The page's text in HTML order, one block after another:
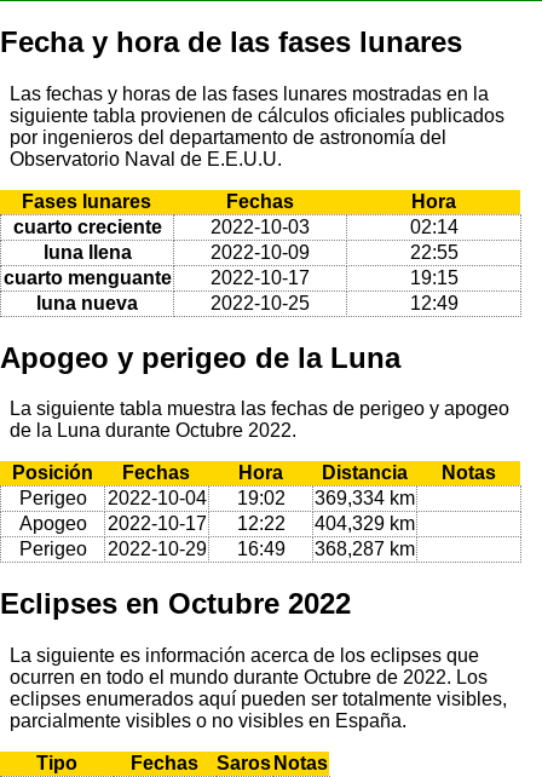
Fecha y hora de las fases lunares
Las fechas y horas de las fases lunares mostradas en la
siguiente tabla provienen de cálculos oficiales publicados
por ingenieros del departamento de astronomía del
Observatorio Naval de E.E.U.U.
Fases lunares Fechas
Hora
cuarto creciente
2022-10-03
02:14
luna llena
2022-10-09
22:55
cuarto menguante
2022-10-17
19:15
luna nueva
2022-10-25 12:49
Apogeo y perigeo de la Luna
La siguiente tabla muestra las fechas de perigeo y apogeo
de la Luna durante Octubre 2022.
Posición Fechas Hora Distancia
Notas
Perigeo
2022-10-04 19:02
369,334 km
Apogeo
2022-10-17 12:22
404,329 km
Perigeo
2022-10-29 16:49 368,287 km
Eclipses en Octubre 2022
La siguiente es información acerca de los eclipses que
ocurren en todo el mundo durante Octubre de 2022. Los
eclipses enumerados aquí pueden ser totalmente visibles,
parcialmente visibles o no visibles en España.
Tipo Fechas Saros Notas